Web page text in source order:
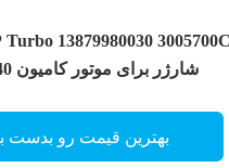
شارژر برای موتور کامیون MX-340
بهترین قیمت رو بدست